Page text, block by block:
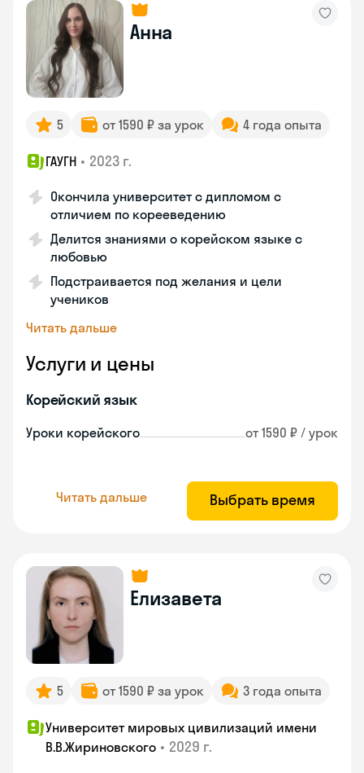
Анна
5 от 1590 ₽ за урок 4 года опыта
ГАУГН • 2023 г.
Окончила университет с дипломом с
отличием по корееведению
Делится знаниями о корейском языке с
любовью
Подстраивается под желания и цели
учеников
Читать дальше
Услуги и цены
Корейский язык
Уроки корейского от 1590 ₽ / урок
Читать дальше Выбрать время
Елизавета
5 от 1590 ₽ за урок 3 года опыта
Университет мировых цивилизаций имени
В.В.Жириновского • 2029 г.